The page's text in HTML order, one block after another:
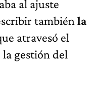
al ajuste
también la
atravesó el
gestión del